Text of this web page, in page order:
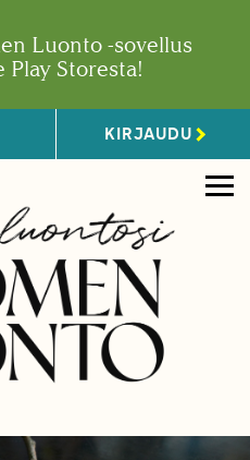
Luonto -sovellus
Play Storesta!
KIRJAUDU